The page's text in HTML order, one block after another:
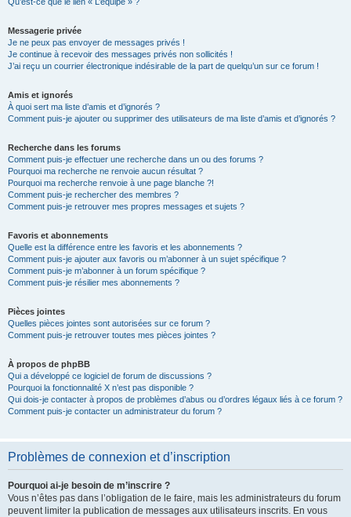
Messagerie privée
Je ne peux pas envoyer de messages privés !
Je continue à recevoir des messages privés non sollicités !
J’ai reçu un courrier électronique indésirable de la part de quelqu’un sur ce forum !
Amis et ignorés
À quoi sert ma liste d’amis et d’ignorés ?
Comment puis-je ajouter ou supprimer des utilisateurs de ma liste d’amis et d’ignorés ?
Recherche dans les forums
Comment puis-je effectuer une recherche dans un ou des forums ?
Pourquoi ma recherche ne renvoie aucun résultat ?
Pourquoi ma recherche renvoie à une page blanche ?!
Comment puis-je rechercher des membres ?
Comment puis-je retrouver mes propres messages et sujets ?
Favoris et abonnements
Quelle est la différence entre les favoris et les abonnements ?
Comment puis-je ajouter aux favoris ou m’abonner à un sujet spécifique ?
Comment puis-je m’abonner à un forum spécifique ?
Comment puis-je résilier mes abonnements ?
Pièces jointes
Quelles pièces jointes sont autorisées sur ce forum ?
Comment puis-je retrouver toutes mes pièces jointes ?
À propos de phpBB
Qui a développé ce logiciel de forum de discussions ?
Pourquoi la fonctionnalité X n’est pas disponible ?
Qui dois-je contacter à propos de problèmes d’abus ou d’ordres légaux liés à ce forum ?
Comment puis-je contacter un administrateur du forum ?
Problèmes de connexion et d’inscription
Pourquoi ai-je besoin de m’inscrire ?
Vous n’êtes pas dans l’obligation de le faire, mais les administrateurs du forum
peuvent limiter la publication de messages aux utilisateurs inscrits. En vous